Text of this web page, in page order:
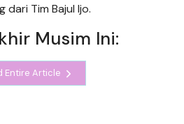
dari Tim Bajul Ijo.
Musim Ini:
Entire Article